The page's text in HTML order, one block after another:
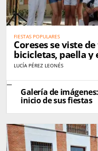
FIESTAS POPULARES
Coreses se viste
bicicletas, paella y
LUCÍA PÉREZ LEONÉS
Galería de
inicio de sus fiestas